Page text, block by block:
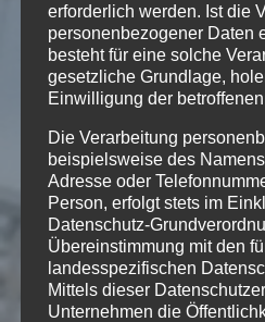
14
SEP.
Stück für
erforderlich werden. Ist die
personenbezogener Daten
besteht für eine solche
gesetzliche Grundlage,
Einwilligung der
Die Verarbeitung
beispielsweise des
Adresse oder
Person, erfolgt stets im
Datenschutz-
Übereinstimmung mit den
landesspezifischen
Mittels dieser
Unternehmen die